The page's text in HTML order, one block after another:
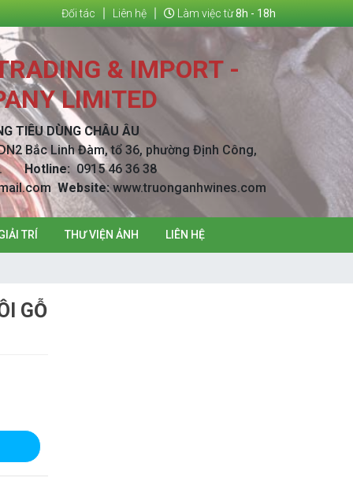
Đối tác Liên hệ Làm việc từ8h - 18h
& IMPORT -
LIMITED
TIÊU DÙNG CHÂU ÂU
Bắc Linh Đàm, tổ 36, phường Định Công,
Hotline:0915 46 36 38
Website:www.truonganhwines.com
TRÍ THƯ VIỆN ẢNH LIÊN HỆ
GỖ